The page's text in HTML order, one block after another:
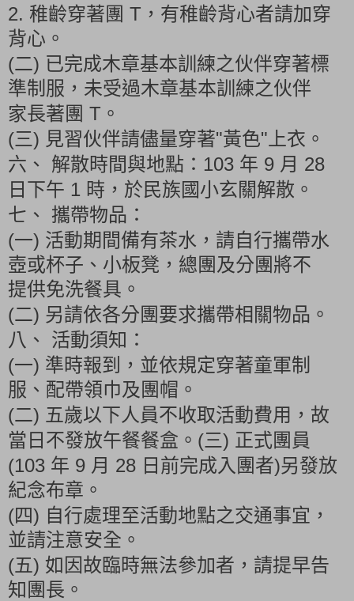
2. 稚齡穿著團 T ，有稚齡背心者請加穿
背心。
(二) 已完成木章基本訓練之伙伴穿著標
準制服，未受過木章基本訓練之伙伴
家長著團 T 。
(三) 見習伙伴請儘量穿著"黃色" 上衣。
六、
解散時間與地點： 103 年 9 月 28
日下午 1 時，於民族國小玄關解散。
七、
攜帶物品：
(一) 活動期間備有茶水，請自行攜帶水
壺或杯子、小板凳，總團及分團將不
提供免洗餐具。
(二) 另請依各分團要求攜帶相關物品。
八、
活動須知：
(一) 準時報到，並依規定穿著童軍制
服、配帶領巾及團帽。
(二) 五歲以下人員不收取活動費用，故
當日不發放午餐餐盒。 (三) 正式團員
(103 年 9 月 28 日前完成入團者)另發放
紀念布章。
(四) 自行處理至活動地點之交通事宜，
並請注意安全。
(五) 如因故臨時無法參加者，請提早告
知團長。